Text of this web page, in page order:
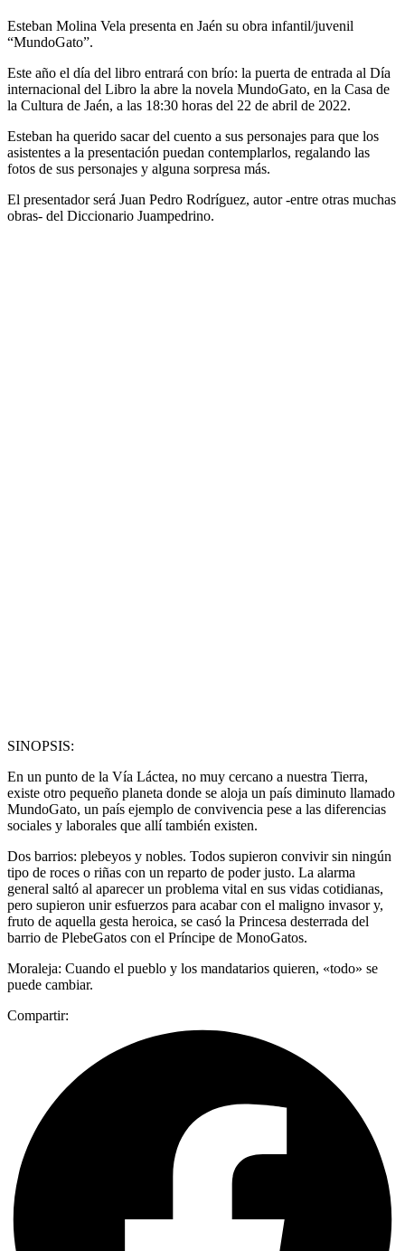
Esteban Molina Vela presenta en Jaén su obra infantil/juvenil
“MundoGato”.
Este año el día del libro entrará con brío: la puerta de entrada al Día
internacional del Libro la abre la novela MundoGato, en la Casa de
la Cultura de Jaén, a las 18:30 horas del 22 de abril de 2022.
Esteban ha querido sacar del cuento a sus personajes para que los
asistentes a la presentación puedan contemplarlos, regalando las
fotos de sus personajes y alguna sorpresa más.
El presentador será Juan Pedro Rodríguez, autor -entre otras muchas
obras- del Diccionario Juampedrino.
SINOPSIS:
En un punto de la Vía Láctea, no muy cercano a nuestra Tierra,
existe otro pequeño planeta donde se aloja un país diminuto llamado
MundoGato, un país ejemplo de convivencia pese a las diferencias
sociales y laborales que allí también existen.
Dos barrios: plebeyos y nobles. Todos supieron convivir sin ningún
tipo de roces o riñas con un reparto de poder justo. La alarma
general saltó al aparecer un problema vital en sus vidas cotidianas,
pero supieron unir esfuerzos para acabar con el maligno invasor y,
fruto de aquella gesta heroica, se casó la Princesa desterrada del
barrio de PlebeGatos con el Príncipe de MonoGatos.
Moraleja: Cuando el pueblo y los mandatarios quieren, «todo» se
puede cambiar.
Compartir: